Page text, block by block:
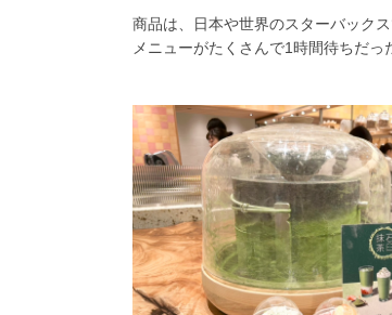
商品は、日本や世界のスターバック
メニューがたくさんで1時間待ちだっ